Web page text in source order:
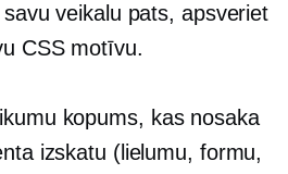
veikalu pats, apsveriet
CSS motīvu.
kopums, kas nosaka
izskatu (lielumu, formu,